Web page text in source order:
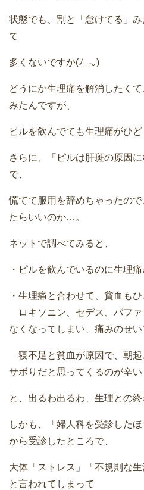
状態でも、割と「怠けてる」
て
多くないですか(ﾉ_-｡)
どうにか生理痛を解消したく
みたんですが、
ピルを飲んでても生理痛がひど
さらに、「ピルは肝斑の原因
で、
慌てて服用を辞めちゃったの
たらいいのか…。
ネットで調べてみると、
・ピルを飲んでいるのに生理
・生理痛と合わせて、貧血も
ロキソニン、セデス、バフ
なくなってしまい、痛みのせい
寝不足と貧血が原因で、朝起
サボりだと思ってくるのが辛い
と、出るわ出るわ、生理との
しかも、「婦人科を受診した
から受診したところで、
大体「ストレス」「不規則な生
と言われてしまって